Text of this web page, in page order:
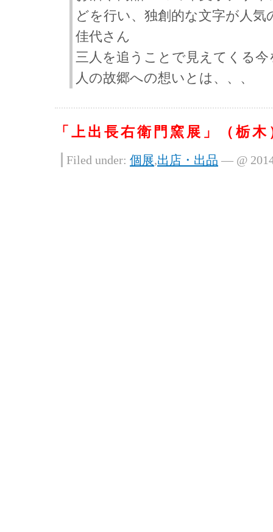
どを行い、独創的な文字が人気
佳代さん
三人を追うことで見えてくる今
人の故郷への想いとは、、、
「上出長右衛門窯展」（栃木
Filed under: 個展,出店・出品 — @